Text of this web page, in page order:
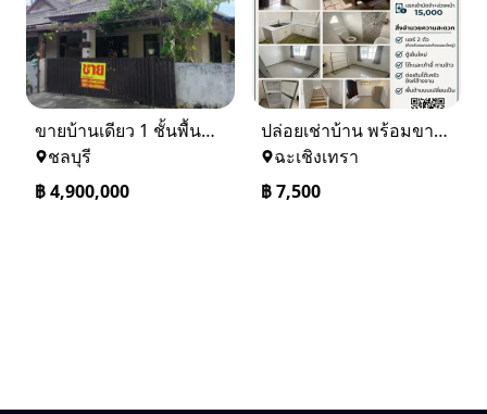
ขายบ้านเดียว 1 ชั้นพื้นที่ 102 ตรว บางละมุง ชลบุรี
ชลบุรี
฿4,900,000
ปล่อยเช่าบ้าน พร้อมขาย หมู่บ้านเจทาว ตำบลแสนภูดาษ
ฉะเชิงเทรา
฿7,500